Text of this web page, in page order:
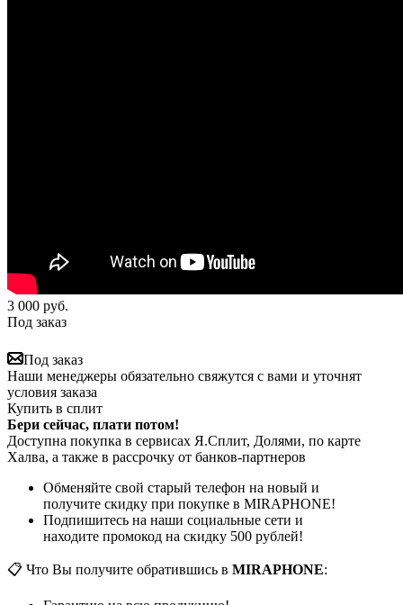
3 000 руб.
Под заказ
Под заказ
Наши менеджеры обязательно свяжутся с вами и уточнят
условия заказа
Купить в сплит
Бери сейчас, плати потом!
Доступна покупка в сервисах Я.Сплит, Долями, по карте
Халва, а также в рассрочку от банков-партнеров
Обменяйте свой старый телефон на новый и
получите скидку при покупке в MIRAPHONE!
Подпишитесь на наши социальные сети и
находите промокод на скидку 500 рублей!
📋 Что Вы получите обратившись в MIRAPHONE: